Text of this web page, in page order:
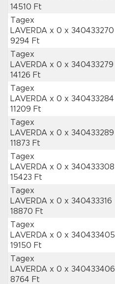
14510 Ft
Tagex
LAVERDA x 0 x 340433270
9294 Ft
Tagex
LAVERDA x 0 x 340433279
14126 Ft
Tagex
LAVERDA x 0 x 340433284
11209 Ft
Tagex
LAVERDA x 0 x 340433289
11873 Ft
Tagex
LAVERDA x 0 x 340433308
15423 Ft
Tagex
LAVERDA x 0 x 340433316
18870 Ft
Tagex
LAVERDA x 0 x 340433405
19150 Ft
Tagex
LAVERDA x 0 x 340433406
8764 Ft